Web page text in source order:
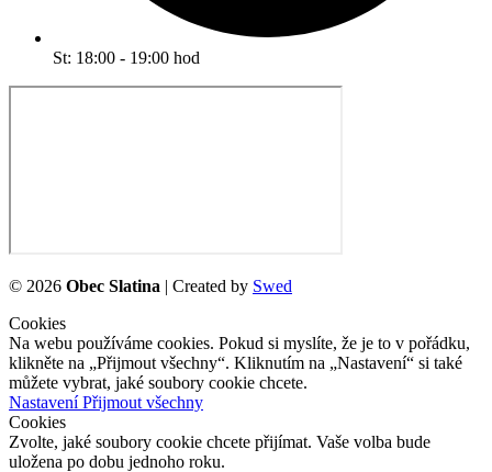
St: 18:00 - 19:00 hod
© 2026 Obec Slatina | Created by Swed
Cookies
Na webu používáme cookies. Pokud si myslíte, že je to v pořádku,
klikněte na „Přijmout všechny“. Kliknutím na „Nastavení“ si také
můžete vybrat, jaké soubory cookie chcete.
NastaveníPřijmout všechny
Cookies
Zvolte, jaké soubory cookie chcete přijímat. Vaše volba bude
uložena po dobu jednoho roku.